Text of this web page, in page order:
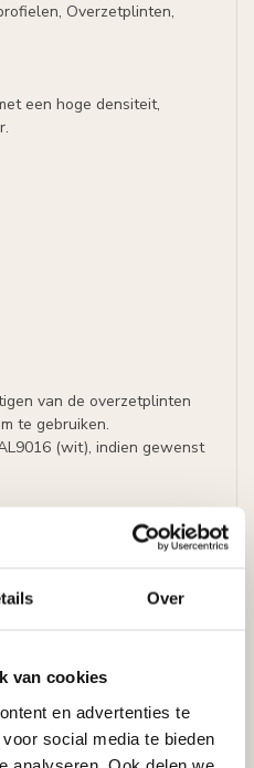
Over
van cookies
en advertenties te
social media te bieden
analyseren. Ook delen we
Overzetplinten,
een hoge densiteit,
van de overzetplinten
te gebruiken.
(wit), indien gewenst